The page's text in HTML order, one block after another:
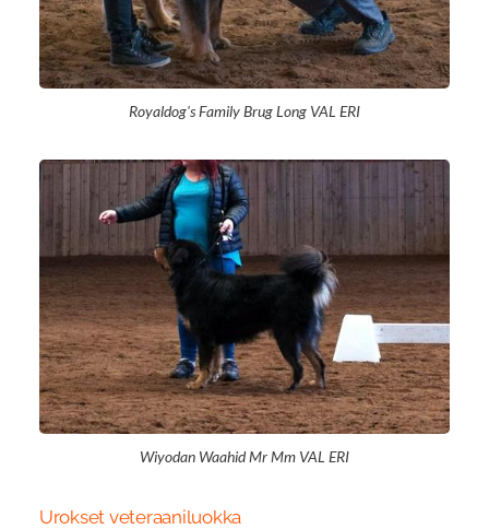
Royaldog's Family Brug Long VAL ERI
Wiyodan Waahid Mr Mm VAL ERI
Urokset veteraaniluokka